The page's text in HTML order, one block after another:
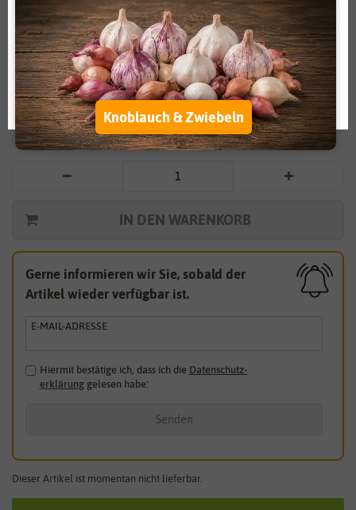
Vergrößern durch berühren
Zucchini Patiostar F1
2,99 €
*
* inkl. 7% MwSt. zzgl.
IN DEN WARENKORB
Gerne informieren wir Sie, sobald der
Artikel wieder verfügbar ist.
E-MAIL-ADRESSE
Hiermit bestätige ich, dass ich die Daten­schutz­
erklärunggelesen habe.*
Senden
Dieser Artikel ist momentan nicht lieferbar.
Alle akzeptieren
Alle ablehnen
Auswahl akzeptieren
Knoblauch & Zwiebeln